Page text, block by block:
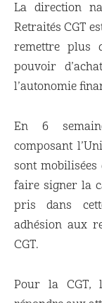
La direction
Retraités CGT
remettre plus
pouvoir
l’autonomie
En 6
composant
sont mobilisées
faire signer la
pris dans
adhésion aux
CGT.
Pour la CGT,